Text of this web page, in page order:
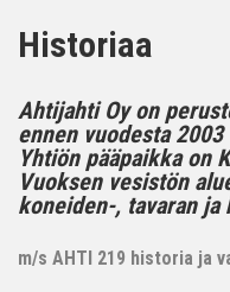
Historiaa
Ahtijahti Oy on
ennen vuodesta
Yhtiön pääpaikka on
Vuoksen vesistön
koneiden-, tavaran
m/s AHTI 219 historia ja